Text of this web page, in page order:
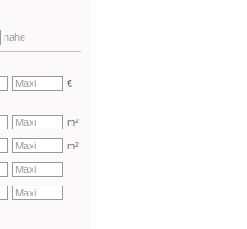
nahe
€
m²
m²